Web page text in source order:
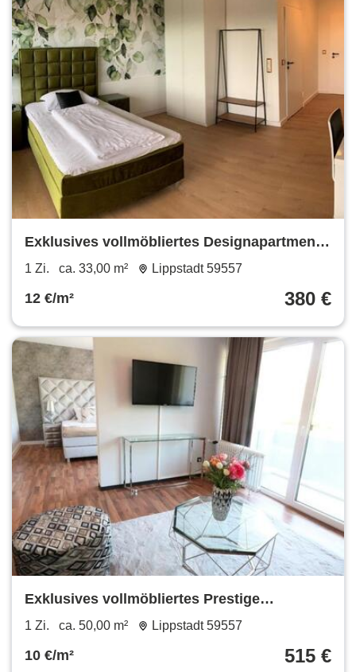
Exklusives vollmöbliertes Designapartment
Select in Bad Westernkotten
1 Zi. ca. 33,00 m² Lippstadt 59557
12 €/m² 380 €
Exklusives vollmöbliertes Prestige
Designapartment in Bad Westernkotten
1 Zi. ca. 50,00 m² Lippstadt 59557
10 €/m² 515 €